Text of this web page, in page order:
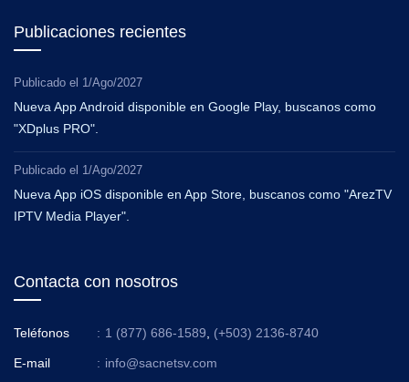
Publicaciones recientes
Publicado el 1/Ago/2027
Nueva App Android disponible en Google Play, buscanos como
"XDplus PRO".
Publicado el 1/Ago/2027
Nueva App iOS disponible en App Store, buscanos como "ArezTV
IPTV Media Player".
Contacta con nosotros
Teléfonos : 1 (877) 686-1589 (+503) 2136-8740
E-mail : info@sacnetsv.com